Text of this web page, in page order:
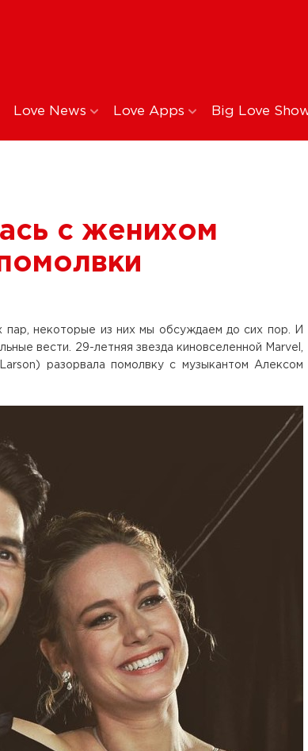
Love News Love Apps Big Love
с женихом
пар, некоторые из них мы обсуждаем до сих пор. И
вести. 29-летняя звезда киновселенной Marvel,
разорвала помолвку с музыкантом Алексом